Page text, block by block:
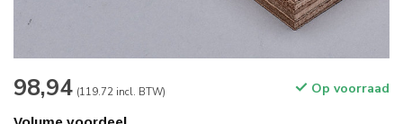
98,94 (119.72 incl. BTW) Op voorraad